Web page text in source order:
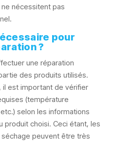
nécessitent pas
pour
?
une réparation
des produits utilisés.
il est important de vérifier
(température
selon les informations
produit choisi. Ceci étant, les
peuvent être très